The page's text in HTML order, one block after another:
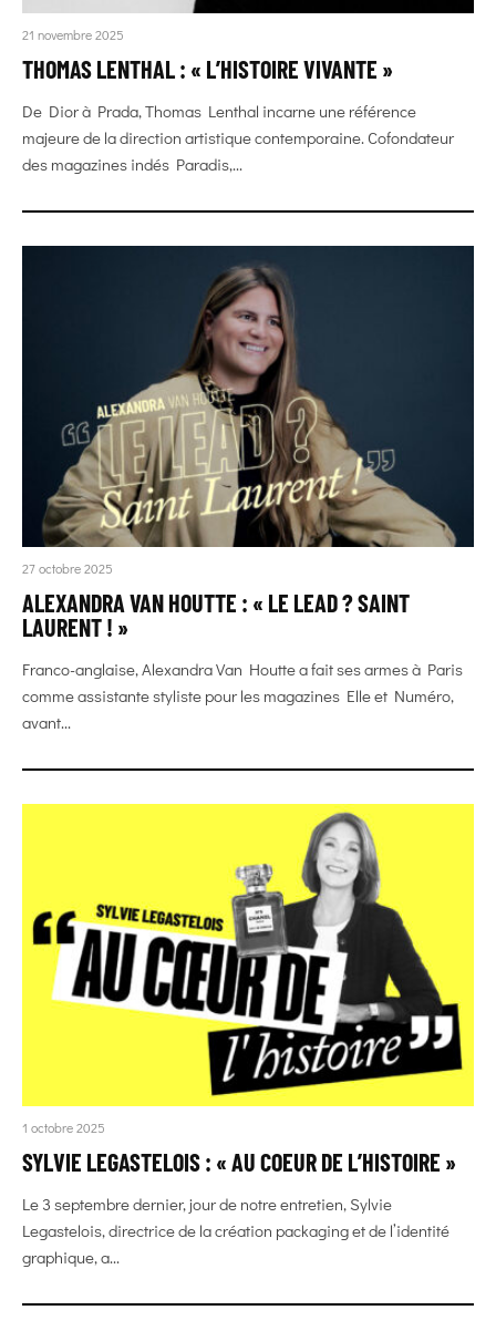
21 novembre 2025
THOMAS LENTHAL : « L’HISTOIRE VIVANTE »
De Dior à Prada, Thomas Lenthal incarne une référence
majeure de la direction artistique contemporaine. Cofondateur
des magazines indés Paradis,...
27 octobre 2025
ALEXANDRA VAN HOUTTE : « LE LEAD ? SAINT
LAURENT ! »
Franco-anglaise, Alexandra Van Houtte a fait ses armes à Paris
comme assistante styliste pour les magazines Elle et Numéro,
avant...
1 octobre 2025
SYLVIE LEGASTELOIS : « AU COEUR DE L’HISTOIRE »
Le 3 septembre dernier, jour de notre entretien, Sylvie
Legastelois, directrice de la création packaging et de l’identité
graphique, a...